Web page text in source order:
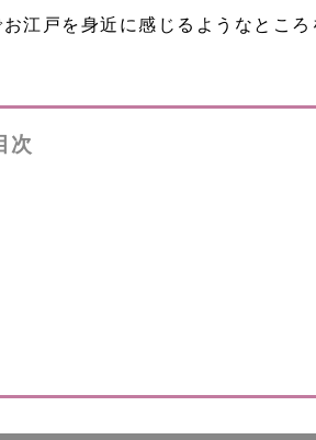
江戸を身近に感じるようなところ
次